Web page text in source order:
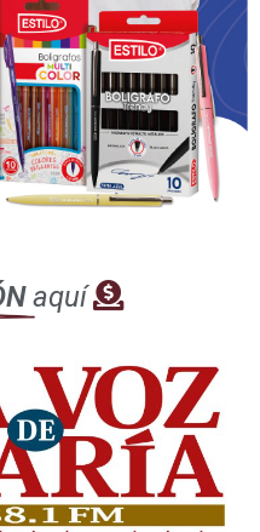
la Gracia de
esclavitud, salir de la
de nuestra
agradecido y sin mirar
que se nos hace por
Paz y alegría.
17 de septiembre
aquí